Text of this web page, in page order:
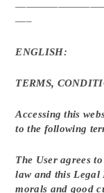
—–
ENGLISH:
TERMS,
Accessing this
to the following
The User agrees
law and this Legal
morals and good